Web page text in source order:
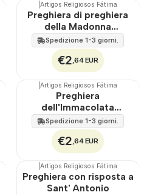
|Artigos Religiosos Fátima
Preghiera di preghiera
della Madonna
Addolorata
Spedizione 1-3 giorni.
€2,64 EUR
|Artigos Religiosos Fátima
Preghiera
dell'Immacolata
Concezione
Spedizione 1-3 giorni.
€2,64 EUR
|Artigos Religiosos Fátima
Preghiera con risposta a
Sant' Antonio